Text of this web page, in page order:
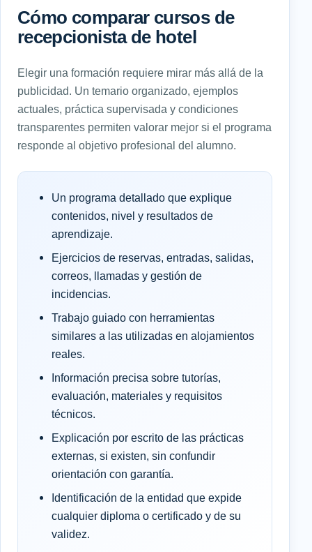
Cómo comparar cursos de
recepcionista de hotel
Elegir una formación requiere mirar más allá de la
publicidad. Un temario organizado, ejemplos
actuales, práctica supervisada y condiciones
transparentes permiten valorar mejor si el programa
responde al objetivo profesional del alumno.
Un programa detallado que explique
contenidos, nivel y resultados de
aprendizaje.
Ejercicios de reservas, entradas, salidas,
correos, llamadas y gestión de
incidencias.
Trabajo guiado con herramientas
similares a las utilizadas en alojamientos
reales.
Información precisa sobre tutorías,
evaluación, materiales y requisitos
técnicos.
Explicación por escrito de las prácticas
externas, si existen, sin confundir
orientación con garantía.
Identificación de la entidad que expide
cualquier diploma o certificado y de su
validez.